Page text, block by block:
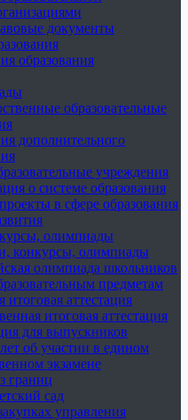
документы
образования
образовательные
дополнительного
учреждения
о системе образования
в сфере образования
олимпиады
конкурсы, олимпиады
олимпиада школьников
предметам
итоговая аттестация
итоговая аттестация
для выпускников
об участии в едином
экзамене
границ
сад
управления